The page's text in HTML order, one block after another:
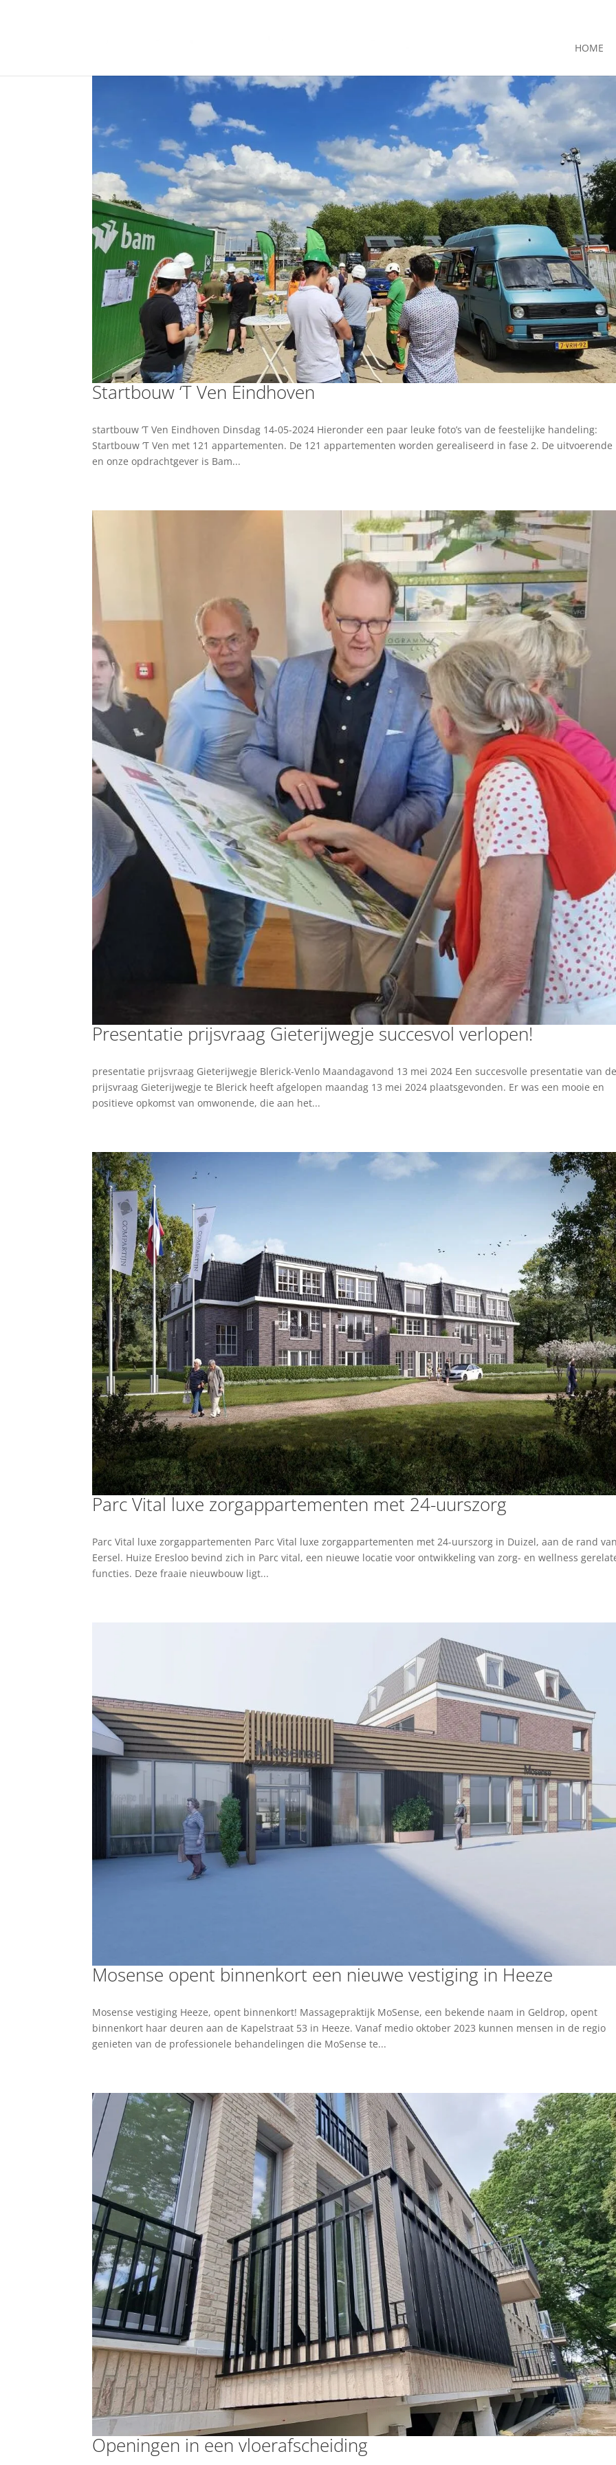
HOME
Startbouw ‘T Ven Eindhoven
startbouw ‘T Ven Eindhoven Dinsdag 14-05-2024 Hieronder een paar leuke foto’s van de feestelijke handeling:
Startbouw ‘T Ven met 121 appartementen. De 121 appartementen worden gerealiseerd in fase 2. De
en onze opdrachtgever is Bam...
Presentatie prijsvraag Gieterijwegje succesvol verlopen!
presentatie prijsvraag Gieterijwegje Blerick-Venlo Maandagavond 13 mei 2024 Een succesvolle presentatie van
prijsvraag Gieterijwegje te Blerick heeft afgelopen maandag 13 mei 2024 plaatsgevonden. Er was een mooie en
positieve opkomst van omwonende, die aan het...
Parc Vital luxe zorgappartementen met 24-uurszorg
Parc Vital luxe zorgappartementen Parc Vital luxe zorgappartementen met 24-uurszorg in Duizel, aan de rand
Eersel. Huize Eresloo bevind zich in Parc vital, een nieuwe locatie voor ontwikkeling van zorg- en wellness
functies. Deze fraaie nieuwbouw ligt...
Mosense opent binnenkort een nieuwe vestiging in Heeze
Mosense vestiging Heeze, opent binnenkort! Massagepraktijk MoSense, een bekende naam in Geldrop, opent
binnenkort haar deuren aan de Kapelstraat 53 in Heeze. Vanaf medio oktober 2023 kunnen mensen in de regio
genieten van de professionele behandelingen die MoSense te...
Openingen in een vloerafscheiding